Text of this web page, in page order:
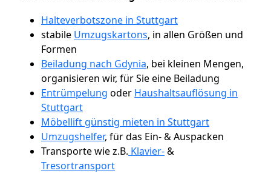
Halteverbotszone in Stuttgart
stabile Umzugskartons, in allen Größen und
Formen
Beiladung nach Gdynia, bei kleinen Mengen,
organisieren wir, für Sie eine Beiladung
Entrümpelung oder Haushaltsauflösung in
Stuttgart
Möbellift günstig mieten in Stuttgart
Umzugshelfer, für das Ein- & Auspacken
Transporte wie z.B. Klavier-&
Tresortransport